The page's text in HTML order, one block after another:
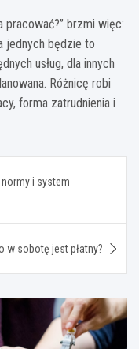
pracować?” brzmi więc:
jednych będzie to
usług, dla innych
Różnicę robi
forma zatrudnienia i
i system
w sobotę jest płatny?